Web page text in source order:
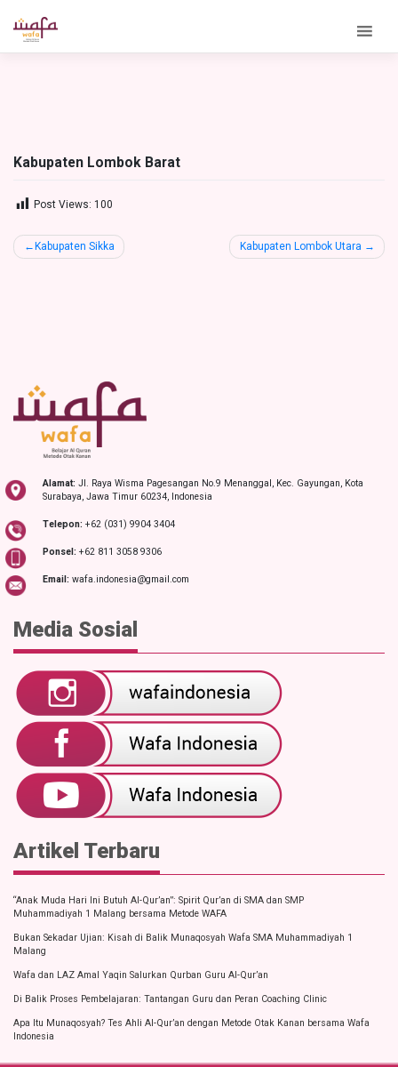
content
Kabupaten Lombok Barat
Post Views: 100
PostKabupaten Sikka Kabupaten Lombok Utara
Alamat: Jl. Raya Wisma Pagesangan No.9 Menanggal, Kec. Gayungan, Kota
Surabaya, Jawa Timur 60234, Indonesia
Telepon: +62 (031) 9904 3404
Ponsel: +62 811 3058 9306
Email: wafa.indonesia@gmail.com
Media Sosial
Artikel Terbaru
“Anak Muda Hari Ini Butuh Al-Qur’an”: Spirit Qur’an di SMA dan SMP
Muhammadiyah 1 Malang bersama Metode WAFA
Bukan Sekadar Ujian: Kisah di Balik Munaqosyah Wafa SMA Muhammadiyah 1
Malang
Wafa dan LAZ Amal Yaqin Salurkan Qurban Guru Al-Qur’an
Di Balik Proses Pembelajaran: Tantangan Guru dan Peran Coaching Clinic
Apa Itu Munaqosyah? Tes Ahli Al-Qur’an dengan Metode Otak Kanan bersama Wafa
Indonesia